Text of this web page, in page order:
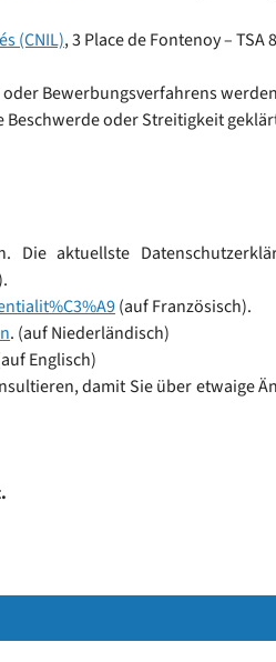
(CNIL), 3 Place de Fontenoy – TSA
Bewerbungsverfahrens
oder Streitigkeit
Die aktuellste
(auf Französisch).
. (auf Niederländisch)
Englisch)
damit Sie über etwaige